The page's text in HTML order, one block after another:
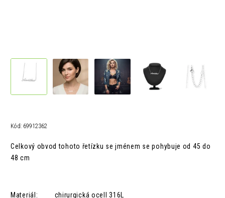
Kód: 69912362
Celkový obvod tohoto řetízku se jménem se pohybuje od 45 do
48 cm
Materiál: chirurgická ocelI 316L